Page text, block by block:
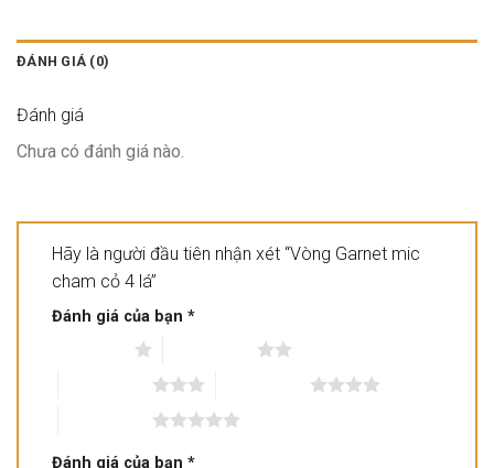
ĐÁNH GIÁ (0)
Đánh giá
Chưa có đánh giá nào.
Hãy là người đầu tiên nhận xét “Vòng Garnet mic
cham cỏ 4 lá”
Đánh giá của bạn *
Đánh giá của bạn *